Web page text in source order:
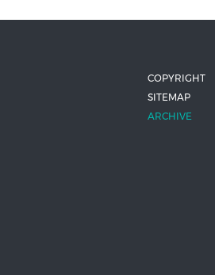
COPYRIGHT
SITEMAP
ARCHIVE